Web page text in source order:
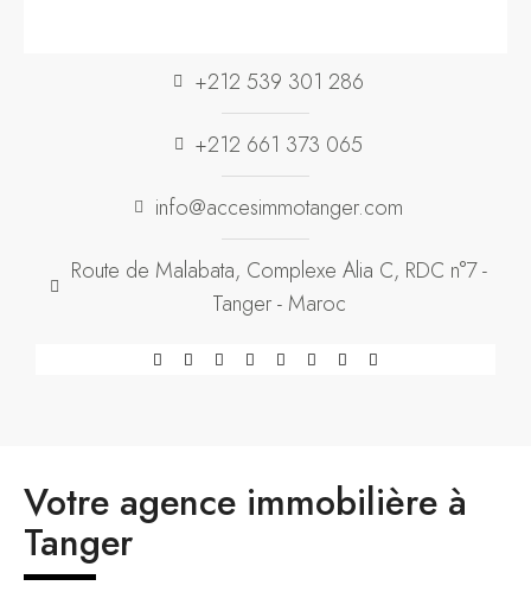
+212 539 301 286
+212 661 373 065
info@accesimmotanger.com
Route de Malabata, Complexe Alia C, RDC n°7 -
Tanger - Maroc
Votre agence immobilière à
Tanger